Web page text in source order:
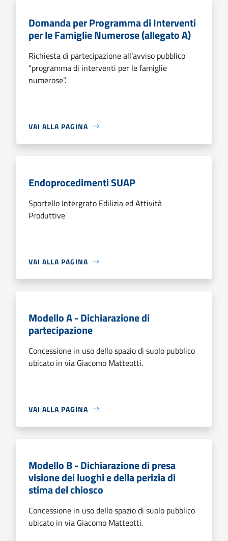
Domanda per Programma di Interventi
per le Famiglie Numerose (allegato A)
Richiesta di partecipazione all’avviso pubblico
“programma di interventi per le famiglie
numerose”.
VAI ALLA PAGINA
Endoprocedimenti SUAP
Sportello Intergrato Edilizia ed Attività
Produttive
VAI ALLA PAGINA
Modello A - Dichiarazione di
partecipazione
Concessione in uso dello spazio di suolo pubblico
ubicato in via Giacomo Matteotti.
VAI ALLA PAGINA
Modello B - Dichiarazione di presa
visione dei luoghi e della perizia di
stima del chiosco
Concessione in uso dello spazio di suolo pubblico
ubicato in via Giacomo Matteotti.